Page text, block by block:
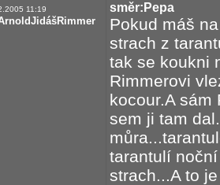
11:19 směr:Pepa
Pokud máš
strach z
tak se koukni
Rimmerovi
kocour.A sám
sem ji tam
tarantulí
strach...A to